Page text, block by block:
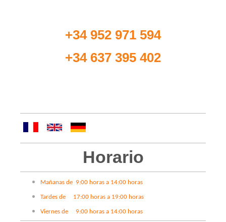
+34 952 971 594
+34 637 395 402
Horario
Mañanas de 9:00 horas a 14:00 horas
Tardes de 17:00 horas a 19:00 horas
Viernes de 9:00 horas a 14:00 horas